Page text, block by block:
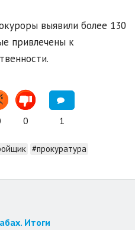
выявили более 130
привлечены к
0 1
#прокуратура
Итоги